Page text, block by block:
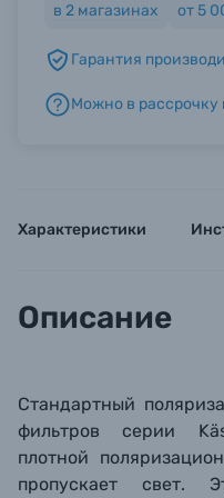
Б/У фототехника
в 2 магазинах
от 5
Гарантия
Можно в рассрочку
Характеристики
Описание
Стандартный
фильтров серии
плотной
пропускает свет.